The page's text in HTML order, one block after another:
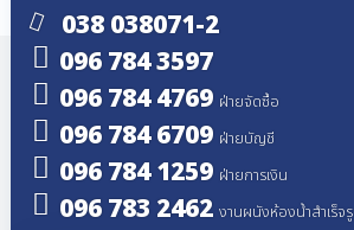
038 038071-2
096 784 3597
096 784 4769 ฝ่ายจัดซื้อ
096 784 6709 ฝ่ายบัญชี
096 784 1259 ฝ่ายการเงิน
096 783 2462 งานผนังห้องน้ำสำเร็จ